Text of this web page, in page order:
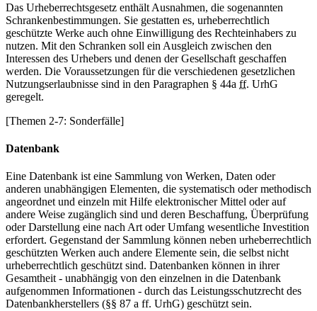
Das Urheberrechtsgesetz enthält Ausnahmen, die sogenannten
Schrankenbestimmungen. Sie gestatten es, urheberrechtlich
geschützte Werke auch ohne Einwilligung des Rechteinhabers zu
nutzen. Mit den Schranken soll ein Ausgleich zwischen den
Interessen des Urhebers und denen der Gesellschaft geschaffen
werden. Die Voraussetzungen für die verschiedenen gesetzlichen
Nutzungserlaubnisse sind in den Paragraphen § 44a ff. UrhG
geregelt.
[Themen 2-7: Sonderfälle]
Datenbank
Eine Datenbank ist eine Sammlung von Werken, Daten oder
anderen unabhängigen Elementen, die systematisch oder methodisch
angeordnet und einzeln mit Hilfe elektronischer Mittel oder auf
andere Weise zugänglich sind und deren Beschaffung, Überprüfung
oder Darstellung eine nach Art oder Umfang wesentliche Investition
erfordert. Gegenstand der Sammlung können neben urheberrechtlich
geschützten Werken auch andere Elemente sein, die selbst nicht
urheberrechtlich geschützt sind. Datenbanken können in ihrer
Gesamtheit - unabhängig von den einzelnen in die Datenbank
aufgenommen Informationen - durch das Leistungsschutzrecht des
Datenbankherstellers (§§ 87 a ff. UrhG) geschützt sein.